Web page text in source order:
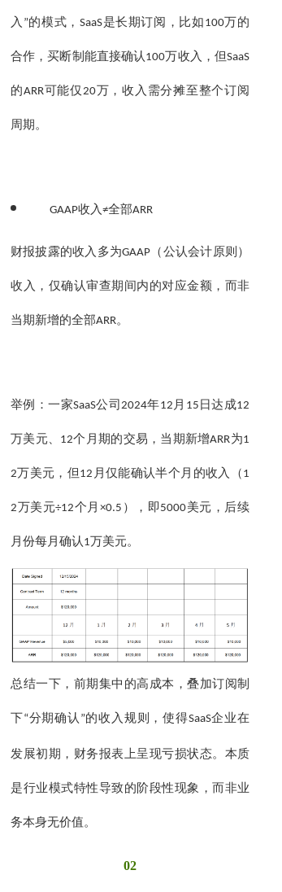
入 ”的模式， SaaS是长期订阅，比如 100万的
合作，买断制能直接确认 100万收入，但SaaS
的ARR可能仅 20万，收入需分摊至整个订阅
周期。
GAAP收入≠全部ARR
财报披露的收入多为GAAP （公认会计原则）
收入，仅确认审查期间内的对应金额，而非
当期新增的全部ARR。
举例：一家SaaS公司 2024年12 月 15 日达成12
万美元、 12个月期的交易，当期新增ARR为1
2 万美元，但 12 月仅能确认半个月的收入（ 1
2 万美元÷12个月 ×0.5 ），即 5000美元，后续
月份每月确认 1 万美元。
总结一下， 前期集中的高成本，叠加订阅制
下 “分期确认 ”的收入规则，使得SaaS企业在
发展初期，财务报表上呈现亏损状态 。 本质
是行业模式特性导致的阶段性现象，而非业
务本身无价值。
02